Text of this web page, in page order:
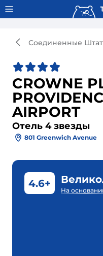
Тонкости используют
Соединенные
CROWNE
AIRPORT
Отель 4 звезды
801 Greenwich Avenue
4.6+
На